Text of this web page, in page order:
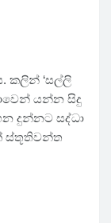
කලින් ‘සල්ලි
යන්න සිදු
දුන්නට සද්ධා
ස්තූතිවන්ත